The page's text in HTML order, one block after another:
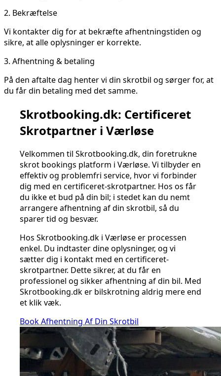
2. Bekræftelse
Vi kontakter dig for at bekræfte afhentningstiden og
sikre, at alle oplysninger er korrekte.
3. Afhentning & betaling
På den aftalte dag henter vi din skrotbil og sørger for, at
du får din betaling med det samme.
Skrotbooking.dk: Certificeret
Skrotpartner i Værløse
Velkommen til Skrotbooking.dk, din foretrukne
skrot bookings platform i Værløse. Vi tilbyder en
effektiv og problemfri service, hvor vi forbinder
dig med en certificeret-skrotpartner. Hos os får
du ikke et bud på din bil; i stedet kan du nemt
arrangere afhentning af din skrotbil, så du
sparer tid og besvær.
Hos Skrotbooking.dk i Værløse er processen
enkel. Du indtaster dine oplysninger, og vi
sætter dig i kontakt med en certificeret-
skrotpartner. Dette sikrer, at du får en
professionel og sikker afhentning af din bil. Med
Skrotbooking.dk er bilskrotning aldrig mere end
et klik væk.
Book Afhentning Af Din Skrotbil